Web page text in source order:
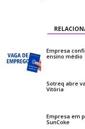
Empresa
ensino médio
Sotreq abre
Vitória
Empresa em
SunCoke